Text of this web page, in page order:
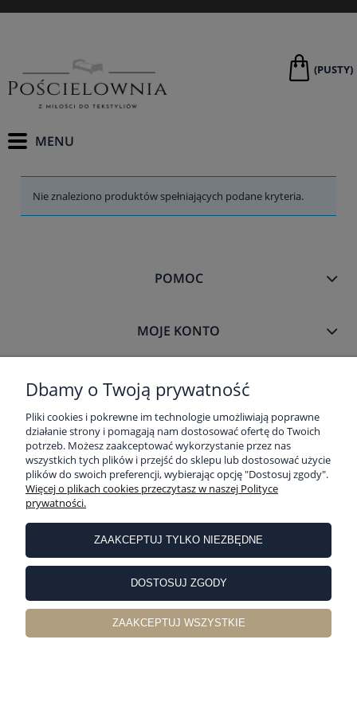
(PUSTY)
Nie znaleziono produktów spełniających podane kryteria.
POMOC
MOJE KONTO
PŁATNOŚCI I DOSTAWA
INFORMACJE
O NAS
Sklep internetowy Pościelownia | ul. Partyzancka 10, 63-400 Ostrów
sklep@poscielownia.pl|786 821 018| NIP: 6222220053 |
pokaż pełną wersję strony
Sklep internetowy Shoper Premium
Dbamy o Twoją prywatność
Pliki cookies i pokrewne im technologie umożliwiają poprawne
działanie strony i pomagają nam dostosować ofertę do Twoich
potrzeb. Możesz zaakceptować wykorzystanie przez nas
wszystkich tych plików i przejść do sklepu lub dostosować użycie
plików do swoich preferencji, wybierając opcję "Dostosuj zgody".
Więcej o plikach cookies przeczytasz w naszej Polityce
prywatności.
ZAAKCEPTUJ TYLKO NIEZBĘDNE
DOSTOSUJ ZGODY
ZAAKCEPTUJ WSZYSTKIE